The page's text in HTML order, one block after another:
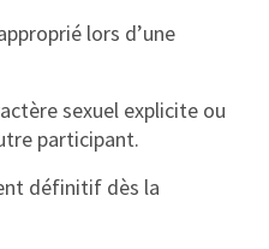
lors d’une
sexuel explicite ou
participant.
définitif dès la